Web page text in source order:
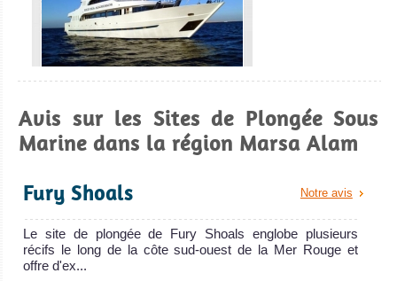
MV Red Sea Aggressor
Le Red Sea Aggressor est un bateau de cr
MV Miss
Nouran
Avis sur les Sites de Plongée Sous
Marine dans la région Marsa Alam
Notre avis
Fury Shoals
Le site de plongée de Fury Shoals englobe plusieurs
récifs le long de la côte sud-ouest de la Mer Rouge et
offre d'ex...